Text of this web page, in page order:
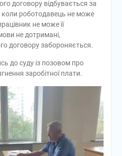
договору відбувається за
роботодавець не може
не може її
не дотримані,
договору забороняється.
до суду із позовом про
заробітної плати.